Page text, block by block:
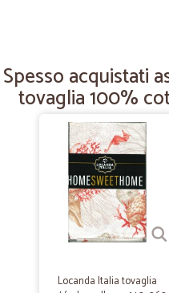
Ordine semplice e consegna
—Gabriella B.
Velocissimi e puntuali
—Manu S.
Ottimo servizio per chi come
Spesso acquistati
tovaglia 100%
Locanda Italia tovaglia